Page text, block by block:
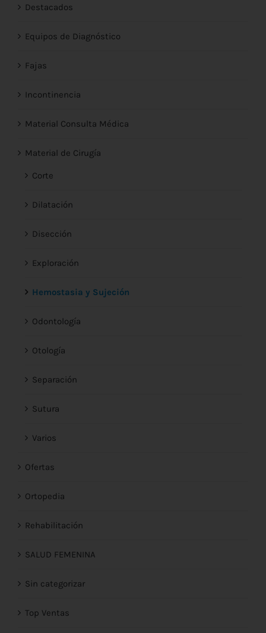
Destacados
Equipos de Diagnóstico
Fajas
Incontinencia
Material Consulta Médica
Material de Cirugía
Corte
Dilatación
Disección
Exploración
Hemostasia y Sujeción
Odontología
Otología
Separación
Sutura
Varios
Ofertas
Ortopedia
Rehabilitación
SALUD FEMENINA
Sin categorizar
Top Ventas